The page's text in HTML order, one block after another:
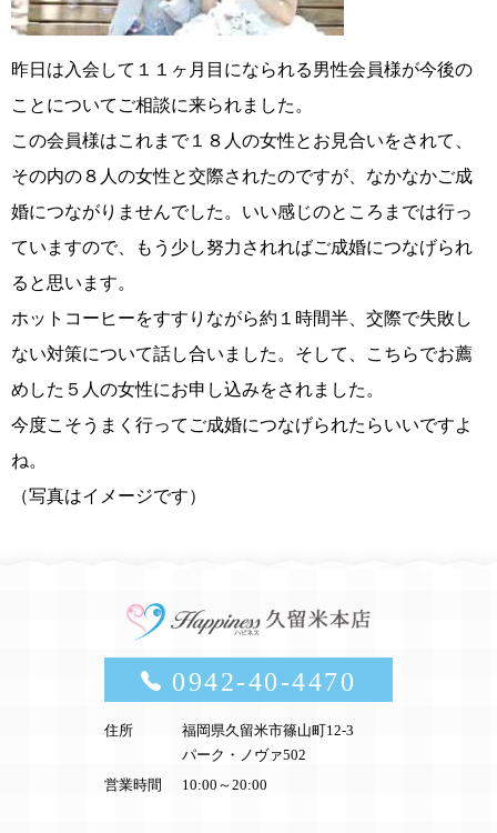
昨日は入会して１１ヶ月目になられる男性会員様が今後の
ことについてご相談に来られました。
この会員様はこれまで１８人の女性とお見合いをされて、
その内の８人の女性と交際されたのですが、なかなかご成
婚につながりませんでした。いい感じのところまでは行っ
ていますので、もう少し努力されればご成婚につなげられ
ると思います。
ホットコーヒーをすすりながら約１時間半、交際で失敗し
ない対策について話し合いました。そして、こちらでお薦
めした５人の女性にお申し込みをされました。
今度こそうまく行ってご成婚につなげられたらいいですよ
ね。
（写真はイメージです）
0942-40-4470
住所
福岡県久留米市篠山町12-3
パーク・ノヴァ502
営業時間
10:00～20:00